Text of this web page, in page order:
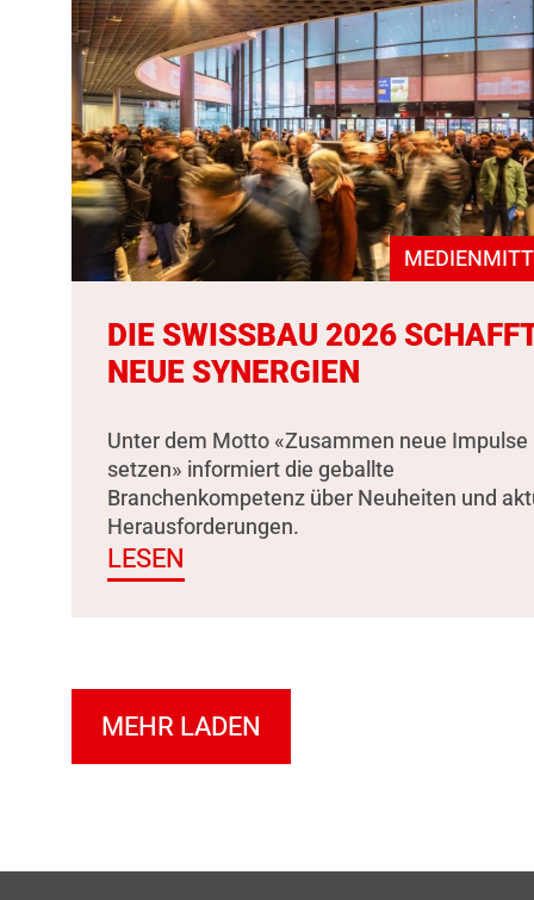
DIE SWISSBAU 2026
NEUE SYNERGIEN
Unter dem Motto «Zusammen neue Impulse
setzen» informiert die geballte
Branchenkompetenz über Neuheiten und
Herausforderungen.
LESEN
MEHR LADEN